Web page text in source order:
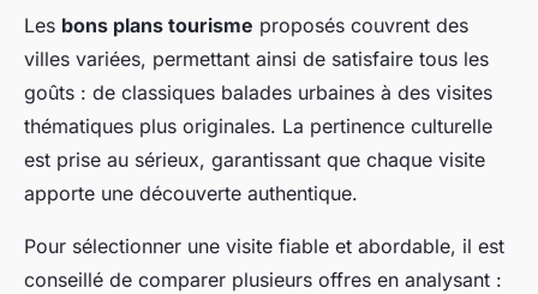
Les bons plans tourisme proposés couvrent des
villes variées, permettant ainsi de satisfaire tous les
goûts : de classiques balades urbaines à des visites
thématiques plus originales. La pertinence culturelle
est prise au sérieux, garantissant que chaque visite
apporte une découverte authentique.
Pour sélectionner une visite fiable et abordable, il est
conseillé de comparer plusieurs offres en analysant :